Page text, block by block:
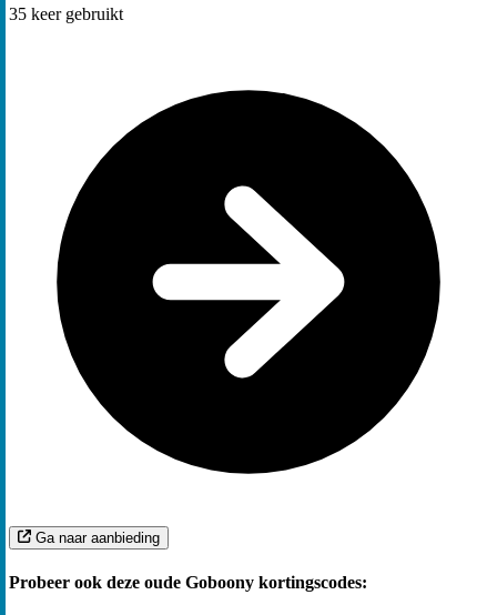
35 keer gebruikt
Ga naar aanbieding
Probeer ook deze oude Goboony kortingscodes: